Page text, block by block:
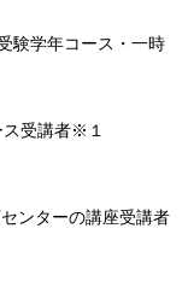
験学年コース・一時
ス受講者※１
ンターの講座受講者